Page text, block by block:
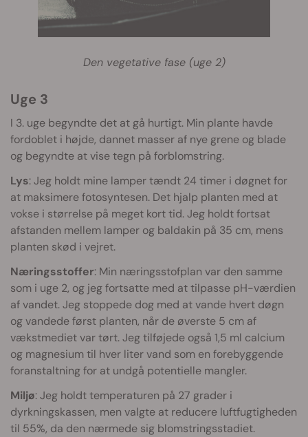
Den vegetative fase (uge 2)
Uge 3
I 3. uge begyndte det at gå hurtigt. Min plante havde
fordoblet i højde, dannet masser af nye grene og blade
og begyndte at vise tegn på forblomstring.
Lys: Jeg holdt mine lamper tændt 24 timer i døgnet for
at maksimere fotosyntesen. Det hjalp planten med at
vokse i størrelse på meget kort tid. Jeg holdt fortsat
afstanden mellem lamper og baldakin på 35 cm, mens
planten skød i vejret.
Næringsstoffer: Min næringsstofplan var den samme
som i uge 2, og jeg fortsatte med at tilpasse pH-værdien
af vandet. Jeg stoppede dog med at vande hvert døgn
og vandede først planten, når de øverste 5 cm af
vækstmediet var tørt. Jeg tilføjede også 1,5 ml calcium
og magnesium til hver liter vand som en forebyggende
foranstaltning for at undgå potentielle mangler.
Miljø: Jeg holdt temperaturen på 27 grader i
dyrkningskassen, men valgte at reducere luftfugtigheden
til 55%, da den nærmede sig blomstringsstadiet.